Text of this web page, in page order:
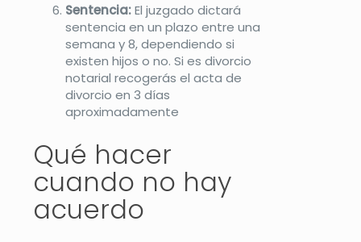
Sentencia:El juzgado dictará
sentencia en un plazo entre una
semana y 8, dependiendo si
existen hijos o no. Si es divorcio
notarial recogerás el acta de
divorcio en 3 días
aproximadamente
Qué hacer
cuando no hay
acuerdo